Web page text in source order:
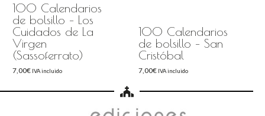
100 Calendarios
de bolsillo – Los
Cuidados de La
Virgen
(Sassoferrato)
7,00€ IVA incluido
100 Calendarios
de bolsillo – San
Cristóbal
7,00€ IVA incluido